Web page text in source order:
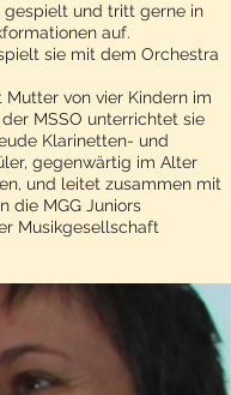
gespielt und tritt gerne in
auf.
sie mit dem Orchestra
Mutter von vier Kindern im
MSSO unterrichtet sie
Klarinetten- und
gegenwärtig im Alter
und leitet zusammen mit
die MGG Juniors
Musikgesellschaft